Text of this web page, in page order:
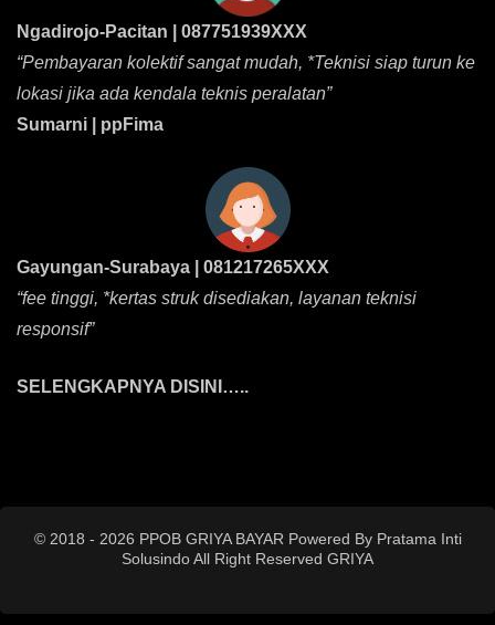
Ngadirojo-Pacitan | 087751939XXX
“Pembayaran kolektif sangat mudah, *Teknisi siap turun ke
lokasi jika ada kendala teknis peralatan”
Sumarni | ppFima
Gayungan-Surabaya | 081217265XXX
“fee tinggi, *kertas struk disediakan, layanan teknisi
responsif”
SELENGKAPNYA DISINI…..
© 2018 - 2026 PPOB GRIYA BAYAR Powered By Pratama Inti
Solusindo All Right Reserved GRIYA